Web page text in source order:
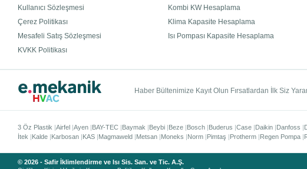
Kullanıcı Sözleşmesi
Çerez Politikası
Mesafeli Satış Sözleşmesi
KVKK Politikası
Kombi KW Hesaplama
Klima Kapasite Hesaplama
Isı Pompası Kapasite Hesaplama
Haber Bültenimize Kayıt Olun Fırsatlardan İlk Siz
3 Öz Plastik Airfel Ayen BAY-TEC Baymak Beybi Beze Bosch Buderus Case Daikin Danfoss
İtek
Kalde Karbosan KAS Magmaweld Metsan Moneks Norm Pimtaş Protherm Regen Pompa
© 2026 - Safir İklimlendirme ve Isı Sis. San. ve Tic. A.Ş.